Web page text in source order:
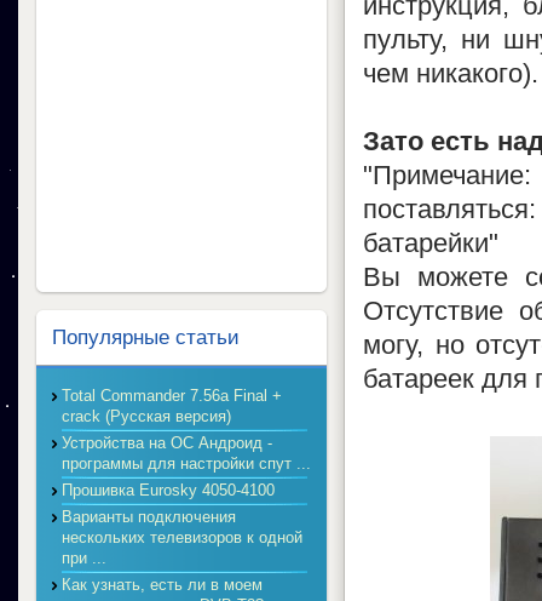
пульту, ни
чем никакого).
Зато есть
батарейки"
Вы можете
Отсутствие
могу, но
батареек для
Популярные статьи
Total Commander 7.56a Final +
crack (Русская версия)
Устройства на ОС Андроид -
программы для настройки спут ...
Прошивка Eurosky 4050-4100
Варианты подключения
нескольких телевизоров к одной
при ...
Как узнать, есть ли в моем